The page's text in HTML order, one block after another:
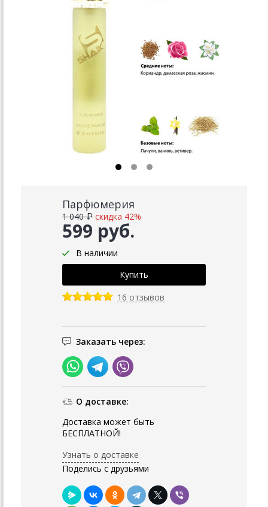
Парфюмерия
599 руб.
1 040 ₽ скидка 42%
В наличии
16 отзывов
Заказать через:
О доставке:
Доставка может быть
БЕСПЛАТНОЙ!
Узнать о доставке
Поделись с друзьями